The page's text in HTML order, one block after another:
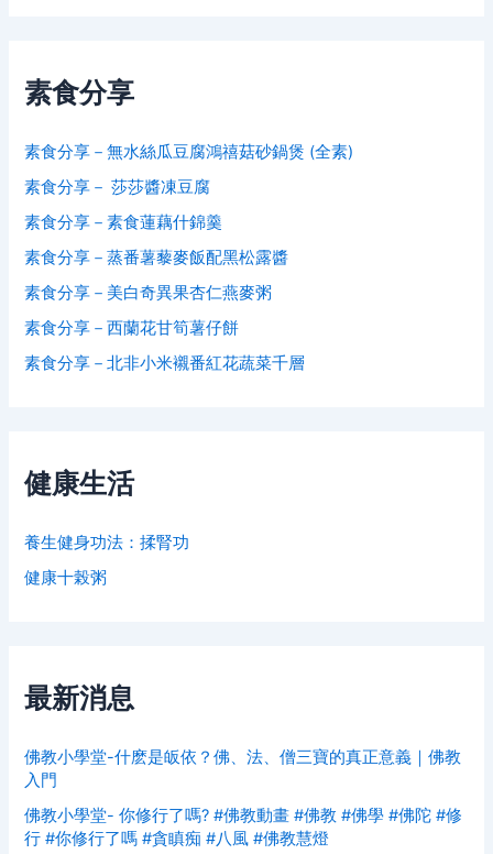
素食分享
素食分享－無水絲瓜豆腐鴻禧菇砂鍋煲 (全素)
素食分享－ 莎莎醬凍豆腐
素食分享－素食蓮藕什錦羹
素食分享－蒸番薯藜麥飯配黑松露醬
素食分享－美白奇異果杏仁燕麥粥
素食分享－西蘭花甘筍薯仔餅
素食分享－北非小米襯番紅花蔬菜千層
健康生活
養生健身功法：揉腎功
健康十榖粥
最新消息
佛教小學堂-什麽是皈依？佛、法、僧三寶的真正意義｜佛教
入門
佛教小學堂- 你修行了嗎? #佛教動畫 #佛教 #佛學 #佛陀 #修
行 #你修行了嗎 #貪瞋痴 #八風 #佛教慧燈